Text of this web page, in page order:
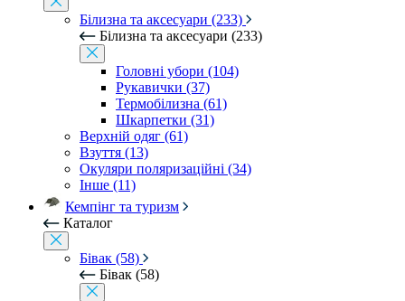
Білизна та аксесуари (233)
Білизна та аксесуари (233)
Головні убори (104)
Рукавички (37)
Термобілизна (61)
Шкарпетки (31)
Верхній одяг (61)
Взуття (13)
Окуляри поляризаційні (34)
Інше (11)
Кемпінг та туризм
Каталог
Бівак (58)
Бівак (58)